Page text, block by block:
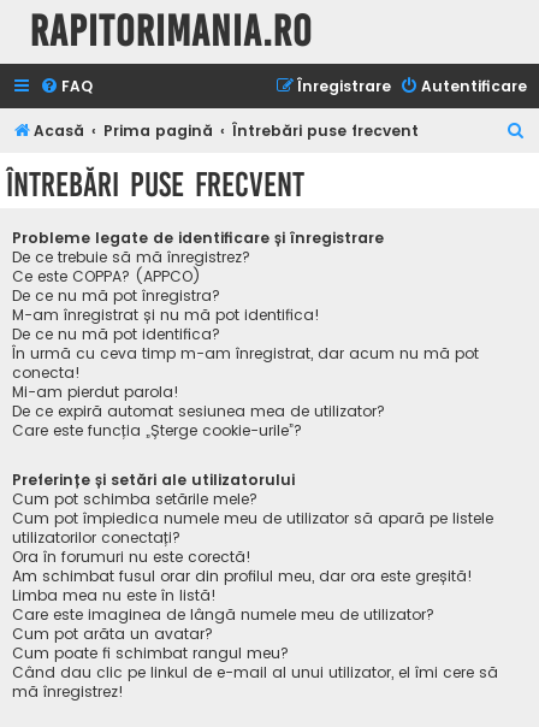
Rapitorimania.ro
FAQ Autentificare
Înregistrare
Acasă Prima pagină Întrebări puse frecvent
Întrebări puse frecvent
Probleme legate de identificare și înregistrare
De ce trebuie să mă înregistrez?
Ce este COPPA? (APPCO)
De ce nu mă pot înregistra?
M-am înregistrat și nu mă pot identifica!
De ce nu mă pot identifica?
În urmă cu ceva timp m-am înregistrat, dar acum nu mă pot
conecta!
Mi-am pierdut parola!
De ce expiră automat sesiunea mea de utilizator?
Care este funcția „Șterge cookie-urile”?
Preferințe și setări ale utilizatorului
Cum pot schimba setările mele?
Cum pot împiedica numele meu de utilizator să apară pe listele
utilizatorilor conectați?
Ora în forumuri nu este corectă!
Am schimbat fusul orar din profilul meu, dar ora este greșită!
Limba mea nu este în listă!
Care este imaginea de lângă numele meu de utilizator?
Cum pot arăta un avatar?
Cum poate fi schimbat rangul meu?
Când dau clic pe linkul de e-mail al unui utilizator, el îmi cere să
mă înregistrez!